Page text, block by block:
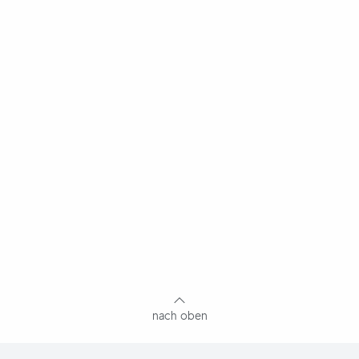
nach oben